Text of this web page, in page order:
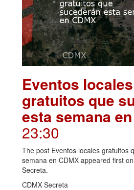
Eventos locales
gratuitos que
esta semana
23:30
The post Eventos locales gratuitos
semana en CDMX appeared first
Secreta.
CDMX Secreta